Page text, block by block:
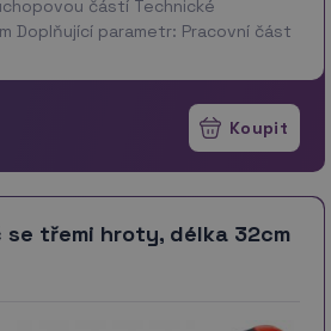
částí Technické
Doplňující parametr: Pracovní část
se třemi hroty, délka 32cm